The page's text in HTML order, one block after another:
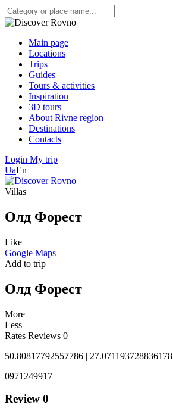
Main page
Locations
Trips
Guides
Tours & activities
Inspiration
3D tours
About Rivne region
Destinations
Contacts
Login My trip
UaEn
Villas
Олд Форест
Like
Google Maps
Add to trip
Олд Форест
More
Less
Rates Reviews 0
50.80817792557786 | 27.071193728836178
0971249917
Review 0